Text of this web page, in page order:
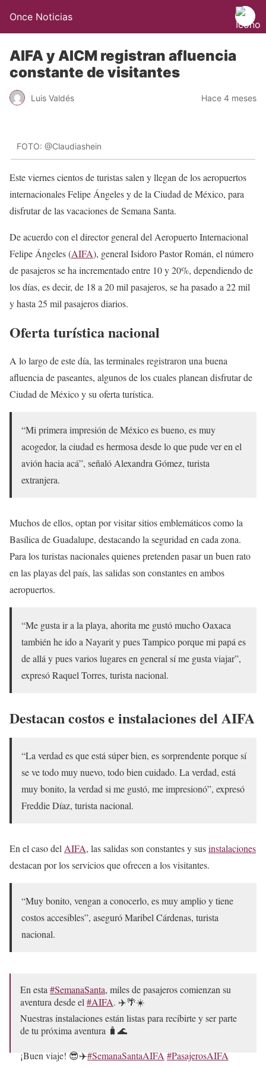
Once Noticias
AIFA y AICM registran afluencia
constante de visitantes
Luis Valdés Hace 4 meses
FOTO: @Claudiashein
Este viernes cientos de turistas salen y llegan de los aeropuertos
internacionales Felipe Ángeles y de la Ciudad de México, para
disfrutar de las vacaciones de Semana Santa.
De acuerdo con el director general del Aeropuerto Internacional
Felipe Ángeles (AIFA), general Isidoro Pastor Román, el número
de pasajeros se ha incrementado entre 10 y 20%, dependiendo de
los días, es decir, de 18 a 20 mil pasajeros, se ha pasado a 22 mil
y hasta 25 mil pasajeros diarios.
Oferta turística nacional
A lo largo de este día, las terminales registraron una buena
afluencia de paseantes, algunos de los cuales planean disfrutar de
Ciudad de México y su oferta turística.
“Mi primera impresión de México es bueno, es muy
acogedor, la ciudad es hermosa desde lo que pude ver en el
avión hacia acá”, señaló Alexandra Gómez, turista
extranjera.
Muchos de ellos, optan por visitar sitios emblemáticos como la
Basílica de Guadalupe, destacando la seguridad en cada zona.
Para los turistas nacionales quienes pretenden pasar un buen rato
en las playas del país, las salidas son constantes en ambos
aeropuertos.
“Me gusta ir a la playa, ahorita me gustó mucho Oaxaca
también he ido a Nayarit y pues Tampico porque mi papá es
de allá y pues varios lugares en general sí me gusta viajar”,
expresó Raquel Torres, turista nacional.
Destacan costos e instalaciones del AIFA
“La verdad es que está súper bien, es sorprendente porque sí
se ve todo muy nuevo, todo bien cuidado. La verdad, está
muy bonito, la verdad si me gustó, me impresionó”, expresó
Freddie Díaz, turista nacional.
En el caso delAIFA, las salidas son constantes y susinstalaciones
destacan por los servicios que ofrecen a los visitantes.
“Muy bonito, vengan a conocerlo, es muy amplio y tiene
costos accesibles”, aseguró Maribel Cárdenas, turista
nacional.
En esta#SemanaSanta, miles de pasajeros comienzan su
aventura desde el#AIFA. ✈️🌴☀️
Nuestras instalaciones están listas para recibirte y ser parte
de tu próxima aventura 🧳🌊
¡Buen viaje! 😎✈️#SemanaSantaAIFA #PasajerosAIFA